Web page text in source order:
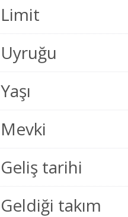
Limit
Uyruğu
Yaşı
Mevki
Geliş tarihi
Geldiği takım